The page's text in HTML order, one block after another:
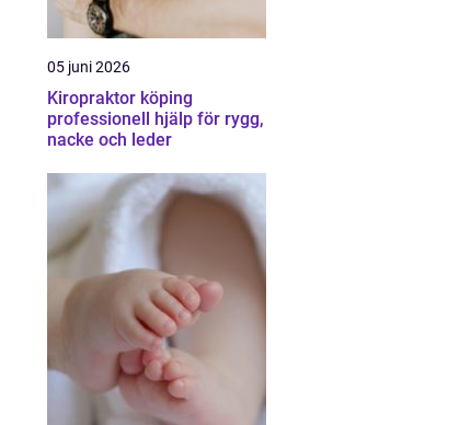
05 juni 2026
Kiropraktor köping
professionell hjälp för rygg,
nacke och leder